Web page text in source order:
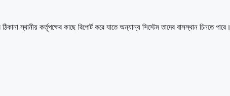
স্থানীয় কর্তৃপক্ষের কাছে রিপোর্ট করে যাতে অন্যান্য সিস্টেম তাদের বাসস্থান চিনতে পারে।